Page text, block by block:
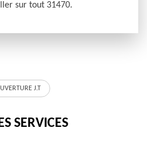
sur tout 31470.
J.T
SERVICES